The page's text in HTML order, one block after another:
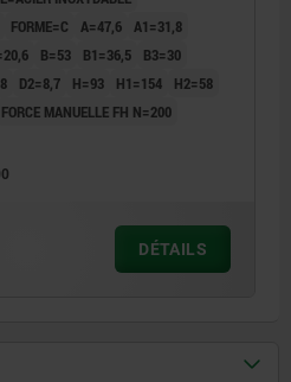
FORME=C A=47,6 A1=31,8
B=53 B1=36,5
B3=30
D2=8,7 H=93 H1=154
H2=58
FORCE MANUELLE FH N=200
DÉTAILS